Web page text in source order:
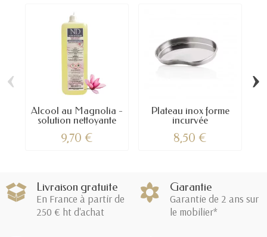
Alcool au Magnolia -
solution nettoyante
9,70 €
Plateau inox forme
incurvée
8,50 €
‹ ›
Livraison gratuite
En France à partir de
250 € ht d'achat
Garantie
Garantie de 2 ans sur
le mobilier*